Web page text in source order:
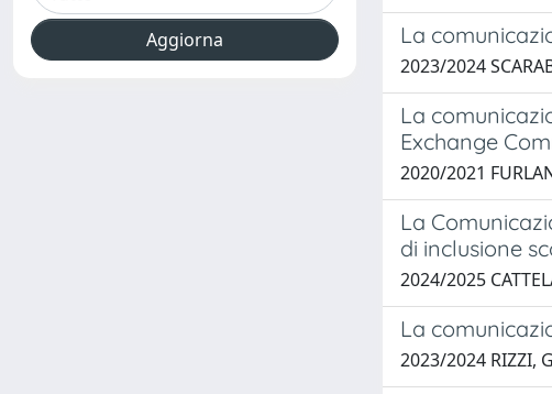
La
2023/2024
La
Exchange
2020/2021
La
di inclusione
2024/2025
La
2023/2024 RIZZI,